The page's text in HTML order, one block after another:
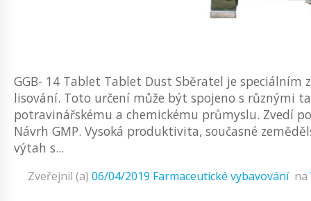
GGB- 14 Tablet Tablet Dust Sběratel je
lisování. Toto určení může být spojeno s různými
potravinářskému a chemickému průmyslu. Zvedí
Návrh GMP. Vysoká produktivita, současné
výtah s...
Zveřejnil (a) 06/04/2019 Farmaceutické vybavování na